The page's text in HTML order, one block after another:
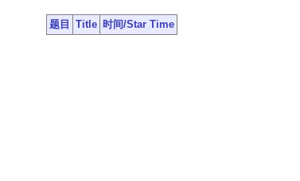
题目 Title 时间/Star Time